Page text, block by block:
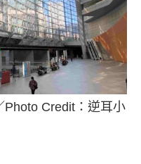
Photo Credit：逆耳小